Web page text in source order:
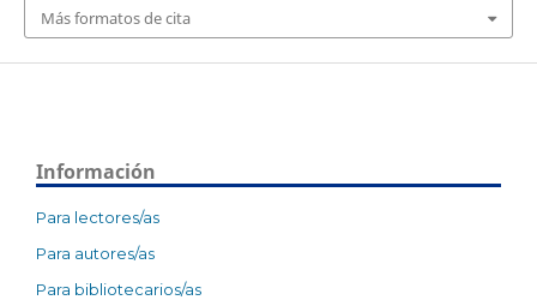
Más formatos de cita
Información
Para lectores/as
Para autores/as
Para bibliotecarios/as